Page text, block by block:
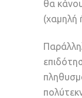
θα
(χαμηλή